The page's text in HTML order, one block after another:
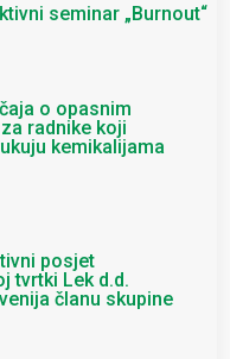
seminar „Burnout“
o opasnim
radnike koji
kemikalijama
posjet
tvrtki Lek d.d.
članu skupine